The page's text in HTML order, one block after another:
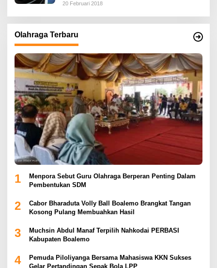
20 Februari 2018
Olahraga Terbaru
1
Menpora Sebut Guru Olahraga Berperan Penting Dalam
Pembentukan SDM
2
Cabor Bharaduta Volly Ball Boalemo Brangkat Tangan
Kosong Pulang Membuahkan Hasil
3
Muchsin Abdul Manaf Terpilih Nahkodai PERBASI
Kabupaten Boalemo
4
Pemuda Piloliyanga Bersama Mahasiswa KKN Sukses
Gelar Pertandingan Sepak Bola LPP